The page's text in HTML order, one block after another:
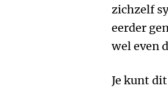
zichzelf
eerder
wel even
Je kunt